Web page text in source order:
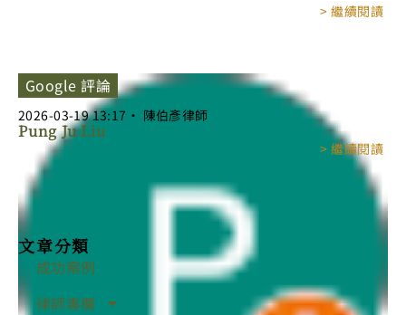
> 繼續閱讀
Google 評論
2026-03-1913:17 ‧ 陳伯彥律師
Pung Ju Liu
> 繼續閱讀
1 2 >
文章分類
成功案例
律師專欄